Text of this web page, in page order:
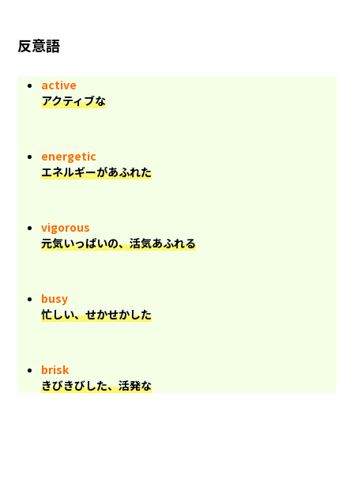
反意語
active
アクティブな
energetic
エネルギーがあふれた
vigorous
元気いっぱいの、活気あふれる
busy
忙しい、せかせかした
brisk
きびきびした、活発な